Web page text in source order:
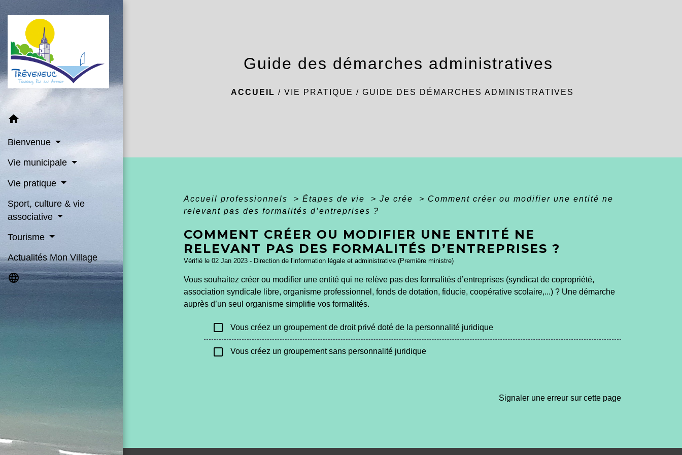
home
Bienvenue
Vie municipale
Vie pratique
Sport, culture & vie
associative
Tourisme
Actualités Mon Village
language
Guide des démarches administratives
ACCUEIL / VIE PRATIQUE / GUIDE DES DÉMARCHES ADMINISTRATIVES
Accueil professionnels > Étapes de vie > Je crée > Comment créer ou modifier une entité ne
relevant pas des formalités d’entreprises ?
COMMENT CRÉER OU MODIFIER UNE ENTITÉ NE
RELEVANT PAS DES FORMALITÉS D’ENTREPRISES ?
Vérifié le 02 Jan 2023 - Direction de l'information légale et administrative (Première ministre)
Vous souhaitez créer ou modifier une entité qui ne relève pas des formalités d’entreprises (syndicat de copropriété,
association syndicale libre, organisme professionnel, fonds de dotation, fiducie, coopérative scolaire,...) ? Une démarche
auprès d’un seul organisme simplifie vos formalités.
check_box_outline_blank Vous créez un groupement de droit privé doté de la personnalité juridique
check_box_outline_blank Vous créez un groupement sans personnalité juridique
Signaler une erreur sur cette page